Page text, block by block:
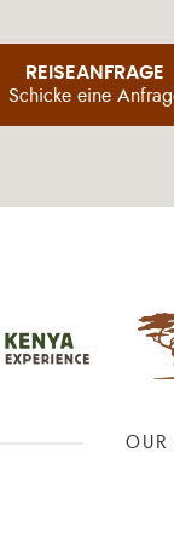
REISEANFRAGE
Schicke eine